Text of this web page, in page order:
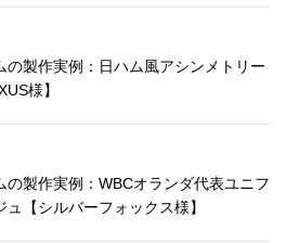
の製作実例：日ハム風アシンメトリー
様】
の製作実例：WBCオランダ代表ユニフ
ュ【シルバーフォックス様】